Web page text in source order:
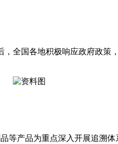
全国各地积极响应政府政策
产品为重点深入开展追溯